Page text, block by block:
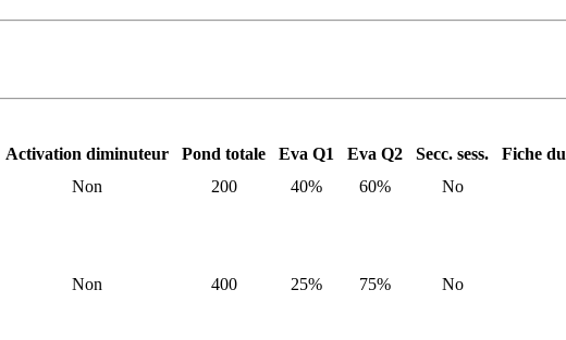
Activation diminuteur Pond totale Eva Q1 Eva Q2 Secc. sess.
Fiche
Non 200 40% 60%
No
Non 400 25% 75%
No